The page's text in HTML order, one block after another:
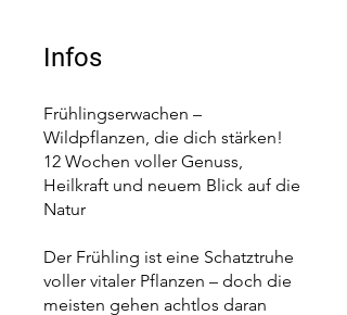
Infos
Frühlingserwachen –
Wildpflanzen, die dich stärken!
12 Wochen voller Genuss,
Heilkraft und neuem Blick auf die
Natur
Der Frühling ist eine Schatztruhe
voller vitaler Pflanzen – doch die
meisten gehen achtlos daran